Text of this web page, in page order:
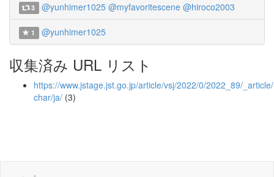
3 @yunhimer1025 @myfavoritescene @hiroco2003
1 @yunhimer1025
収集済み URL リスト
https://www.jstage.jst.go.jp/article/vsj/2022/0/2022_89/
char/ja/ (3)